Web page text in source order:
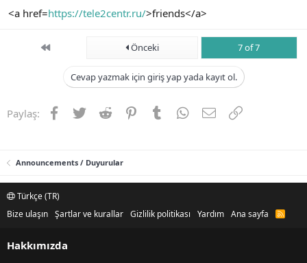
<a href=https://tele2centr.ru/>friends</a>
First Önceki 7 of 7
Cevap yazmak için giriş yap yada kayıt ol.
Paylaş: Facebook
TwitterReddit PinterestTumblrWhatsApp
E-postaLink
Announcements / Duyurular
Türkçe (TR)
Bize ulaşın Şartlar ve kurallar Gizlilik politikası Yardım Ana sayfa
R
Hakkımızda